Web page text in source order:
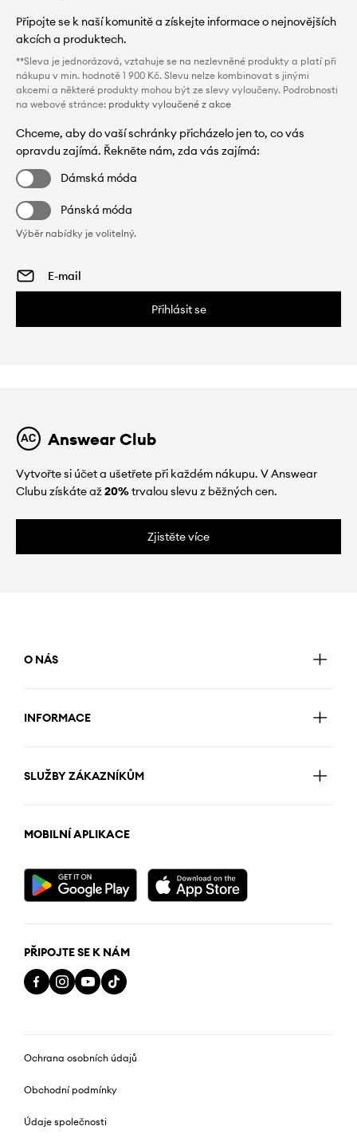
Připojte se k naší komunitě a získejte informace o nejnovějších
akcích a produktech.
**Sleva je jednorázová, vztahuje se na nezlevněné produkty a platí při
nákupu v min. hodnotě 1 900 Kč. Slevu nelze kombinovat s jinými
akcemi a některé produkty mohou být ze slevy vyloučeny. Podrobnosti
na webové stránce: produkty vyloučené z akce
Chceme, aby do vaší schránky přicházelo jen to, co vás
opravdu zajímá. Řekněte nám, zda vás zajímá:
Dámská móda
Pánská móda
Výběr nabídky je volitelný.
Přihlásit se
Answear Club
Vytvořte si účet a ušetřete při každém nákupu. V Answear
Clubu získáte až20%trvalou slevu z běžných cen.
Zjistěte více
O NÁS
INFORMACE
SLUŽBY ZÁKAZNÍKŮM
MOBILNÍ APLIKACE
PŘIPOJTE SE K NÁM
Ochrana osobních údajů
Obchodní podmínky
Údaje společnosti